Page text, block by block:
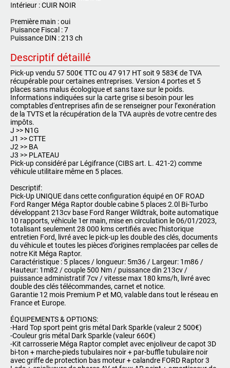
Intérieur : CUIR NOIR
Première main : oui
Puisance Fiscal : 7
Puissance DIN : 213 ch
Descriptif détaillé
Pick-up vendu 57 500€ TTC ou 47 917 HT soit 9 583€ de TVA
récupérable pour certaines entreprises. Version 4 portes et 5
places sans malus écologique et sans taxe sur le poids.
Informations indiquées sur la carte grise si besoin pour les
comptables d'entreprises afin de se renseigner pour l’exonération
de la TVTS et la récupération de la TVA auprès de votre centre des
impôts.
J >> N1G
J1 >> CTTE
J2 >> BA
J3 >> PLATEAU
Pick-up considéré par Légifrance (CIBS art. L. 421-2) comme
véhicule utilitaire même en 5 places.
Descriptif:
Pick-Up UNIQUE dans cette configuration équipé en OF ROAD
Ford Ranger Méga Raptor double cabine 5 places 2.0l Bi-Turbo
développant 213cv base Ford Ranger Wildtrak, boite automatique
10 rapports, véhicule 1er main, mise en circulation le 06/01/2023,
totalisant seulement 28 000 kms certifiés avec l’historique
entretien Ford, livré avec le pick-up les double des clés, documents
du véhicule et toutes les pièces d’origines remplacées par celles de
notre Kit Méga Raptor.
Caractéristique : 5 places / longueur: 5m36 / Largeur: 1m86 /
Hauteur: 1m82 / couple 500 Nm / puissance din 213cv /
puissance administratif 7cv / vitesse max 180 kms/h, livré avec
double des clés télécommandes, carnet et notice.
Garantie 12 mois Premium P et MO, valable dans tout le réseau en
France et Europe.
ÉQUIPEMENTS & OPTIONS:
-Hard Top sport peint gris métal Dark Sparkle (valeur 2 500€)
-Couleur gris métal Dark Sparkle (valeur 660€)
-Kit carrosserie Méga Raptor complet avec enjoliveur de capot 3D
bi-ton + marche-pieds tubulaires noir + par-buffle tubulaire noir
avec griffe de protection bas moteur + calandre FORD Raptor 3